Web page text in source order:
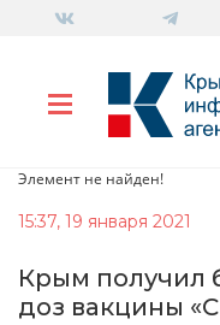
Элемент не найден!
15:37, 19 января 2021
Крым получил
доз вакцины